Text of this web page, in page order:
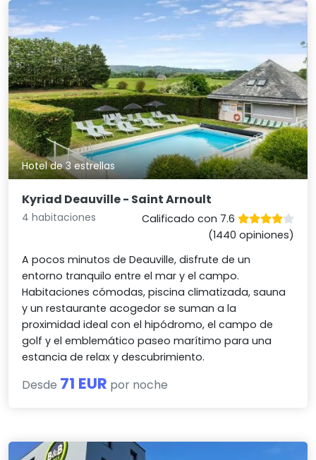
Hotel de 3 estrellas
Kyriad Deauville - Saint Arnoult
4 habitaciones
Calificado con 7.6
(1440 opiniones)
A pocos minutos de Deauville, disfrute de un
entorno tranquilo entre el mar y el campo.
Habitaciones cómodas, piscina climatizada, sauna
y un restaurante acogedor se suman a la
proximidad ideal con el hipódromo, el campo de
golf y el emblemático paseo marítimo para una
estancia de relax y descubrimiento.
Desde 71 EUR por noche